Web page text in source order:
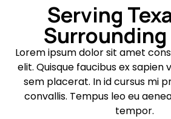
Serving
Surrounding
Lorem ipsum dolor sit amet
elit. Quisque faucibus ex sapien
sem placerat. In id cursus mi
convallis. Tempus leo eu
tempor.